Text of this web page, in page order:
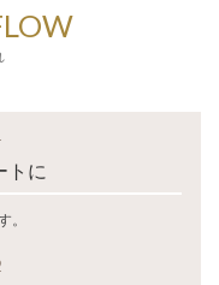
トに
。